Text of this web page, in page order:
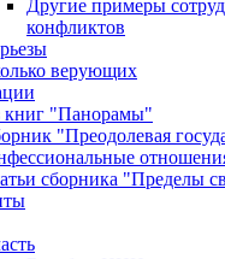
Другие примеры
конфликтов
верующих
книг "Панорамы"
"Преодолевая
сборника "Пределы